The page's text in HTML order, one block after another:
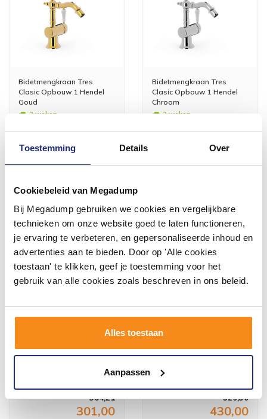
Toestemming Details Over
Cookiebeleid van Megadump
Bij Megadump gebruiken we cookies en vergelijkbare
technieken om onze website goed te laten functioneren,
je ervaring te verbeteren, en gepersonaliseerde inhoud en
advertenties aan te bieden. Door op 'Alle cookies
toestaan' te klikken, geef je toestemming voor het
gebruik van alle cookies zoals beschreven in ons beleid.
Alles toestaan
Aanpassen
Bidetmengkraan Tres
Clasic Opbouw 1 Hendel
Goud
3 weken
Meer info
Bidetmengkraan Tres
Clasic Opbouw 1 Hendel
Chroom
3 weken
243,00
Clasic 1-hendel Verouderd
364,21
301,00
Clasic 1-hendel Goud
3 weken
520,30
430,00